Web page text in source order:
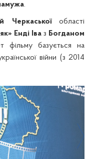
.
Черкаськоїобласті
Енді Іва з Богданом
фільму базується на
війни (з 2014